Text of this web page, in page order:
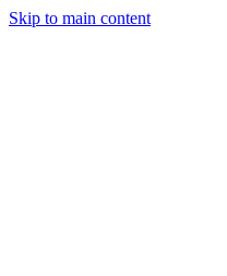
Skip to main content